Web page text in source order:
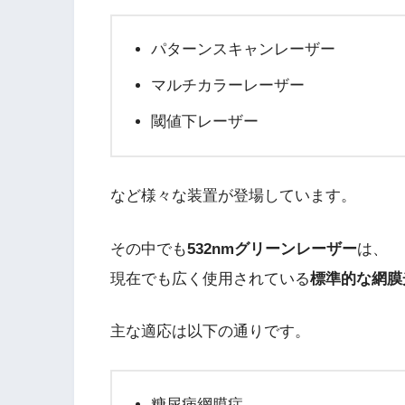
パターンスキャンレーザー
マルチカラーレーザー
閾値下レーザー
など様々な装置が登場しています。
その中でも532nmグリーンレーザーは、
現在でも広く使用されている標準的な網
主な適応は以下の通りです。